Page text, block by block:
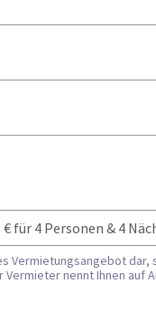
€ für 4 Personen & 4
Vermietungsangebot
nennt Ihnen auf